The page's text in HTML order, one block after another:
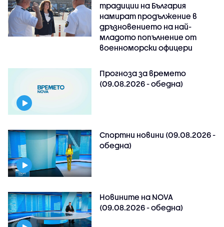
традиции на България
намират продължение в
дръзновението на най-
младото попълнение от
военноморски офицери
Прогноза за времето
(09.08.2026 - обедна)
Спортни новини (09.08.2026 -
обедна)
Новините на NOVA
(09.08.2026 - обедна)